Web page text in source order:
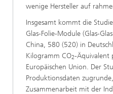
wenige Hersteller auf
Insgesamt kommt die
Glas-Folie-Module (Glas-
China, 580 (520) in
Kilogramm CO2-Äquivalent
Europäischen Union. Der
Produktionsdaten
Zusammenarbeit mit der